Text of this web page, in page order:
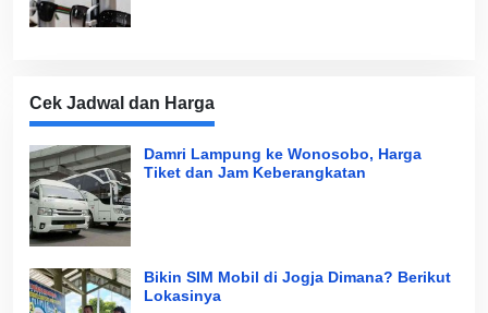
Cek Jadwal dan Harga
Damri Lampung ke Wonosobo, Harga
Tiket dan Jam Keberangkatan
Bikin SIM Mobil di Jogja Dimana? Berikut
Lokasinya